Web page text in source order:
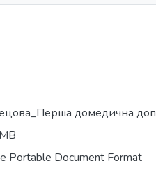
домедична
Portable Document Format